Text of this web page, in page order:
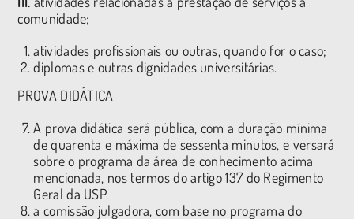
comunidade;
atividades profissionais ou outras, quando for o caso;
diplomas e outras dignidades universitárias.
PROVA DIDÁTICA
A prova didática será pública, com a duração mínima
de quarenta e máxima de sessenta minutos, e versará
sobre o programa da área de conhecimento acima
mencionada, nos termos do artigo 137 do Regimento
Geral da USP.
a comissão julgadora, com base no programa do